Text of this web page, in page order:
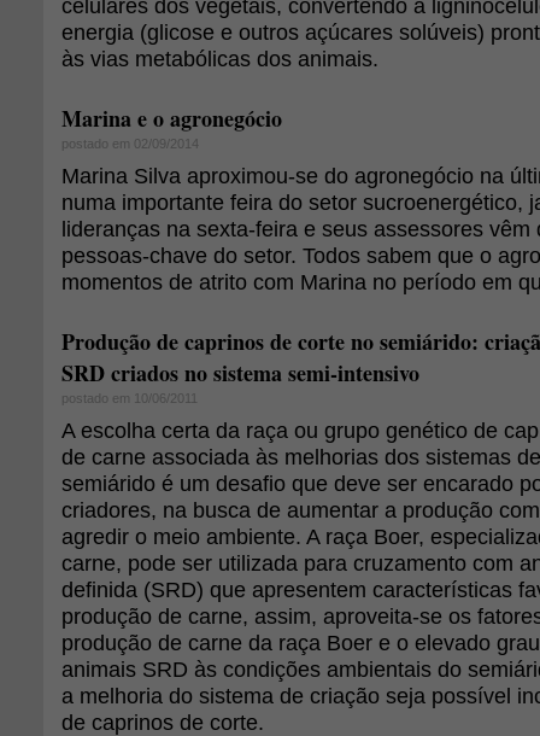
celulares dos vegetais, convertendo a
energia (glicose e outros açúcares solúveis)
às vias metabólicas dos animais.
Marina e o agronegócio
postado em 02/09/2014
Marina Silva aproximou-se do agronegócio na
numa importante feira do setor sucroenergético,
lideranças na sexta-feira e seus assessores vêm
pessoas-chave do setor. Todos sabem que o
momentos de atrito com Marina no período em
Produção de caprinos de corte no semiárido:
SRD criados no sistema semi-intensivo
postado em 10/06/2011
A escolha certa da raça ou grupo genético de
de carne associada às melhorias dos sistemas
semiárido é um desafio que deve ser encarado
criadores, na busca de aumentar a produção
agredir o meio ambiente. A raça Boer,
carne, pode ser utilizada para cruzamento com
definida (SRD) que apresentem características
produção de carne, assim, aproveita-se os
produção de carne da raça Boer e o elevado
animais SRD às condições ambientais do
a melhoria do sistema de criação seja possível
de caprinos de corte.